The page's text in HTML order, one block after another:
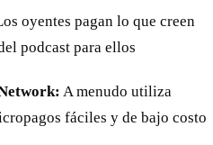
oyentes pagan lo que creen
podcast para ellos
A menudo utiliza
fáciles y de bajo costo